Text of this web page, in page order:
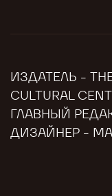
ИЗДАТЕЛЬ - THE
CULTURAL
ГЛАВНЫЙ
ДИЗАЙНЕР -